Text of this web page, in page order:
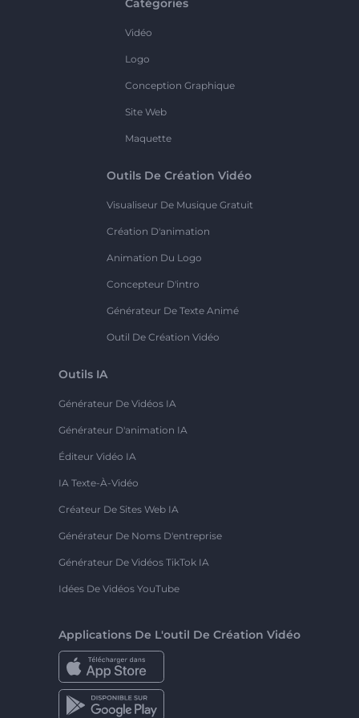
Catégories
Vidéo
Logo
Conception Graphique
Site Web
Maquette
Outils De Création Vidéo
Visualiseur De Musique Gratuit
Création D'animation
Animation Du Logo
Concepteur D'intro
Générateur De Texte Animé
Outil De Création Vidéo
Outils IA
Générateur De Vidéos IA
Générateur D'animation IA
Éditeur Vidéo IA
IA Texte-À-Vidéo
Créateur De Sites Web IA
Générateur De Noms D'entreprise
Générateur De Vidéos TikTok IA
Idées De Vidéos YouTube
Applications De L'outil De Création Vidéo